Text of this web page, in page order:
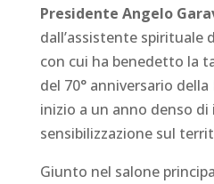
Presidente Angelo
dall’assistente spirituale
con cui ha benedetto la
del 70° anniversario
inizio a un anno denso
sensibilizzazione sul
Giunto nel salone